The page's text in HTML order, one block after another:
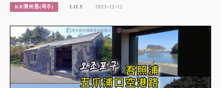
KR濟州島(제주) LILY 2023-12-12